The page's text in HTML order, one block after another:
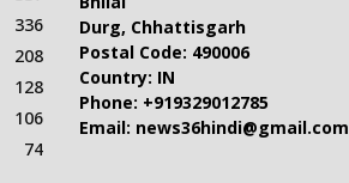
336
208
128
106
74
Durg, Chhattisgarh
Postal Code: 490006
Country: IN
Phone: +919329012785
Email: news36hindi@gmail.com